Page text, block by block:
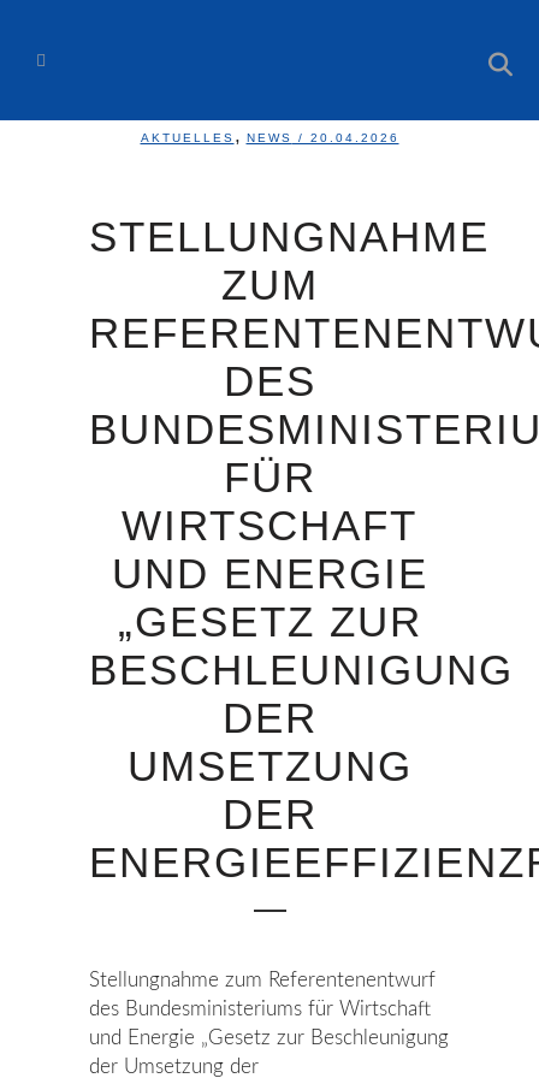
AKTUELLES , NEWS / 20.04.2026
STELLUNGNAHME
ZUM
DES
FÜR
WIRTSCHAFT
UND ENERGIE
„GESETZ ZUR
BESCHLEUNIGUNG
DER
UMSETZUNG
DER
Stellungnahme zum Referentenentwurf
des Bundesministeriums für Wirtschaft
und Energie „Gesetz zur Beschleunigung
der Umsetzung der